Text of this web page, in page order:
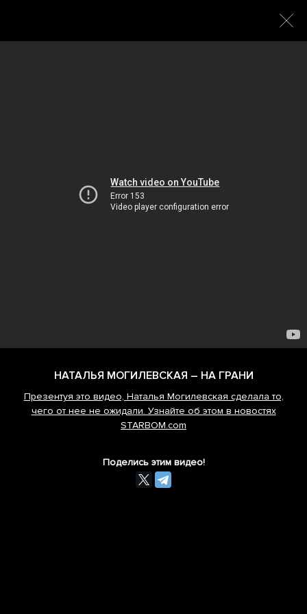
НАТАЛЬЯ МОГИЛЕВСКАЯ – НА ГРАНИ
Презентуя это видео, Наталья Могилевская сделала то,
чего от нее не ожидали. Узнайте об этом в новостях
STARBOM.com
Поделись этим видео!